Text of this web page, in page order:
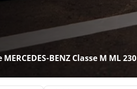
BENZ Classe M ML 230